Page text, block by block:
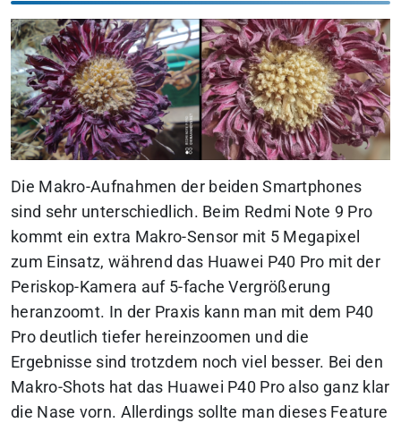
Die Makro-Aufnahmen der beiden Smartphones
sind sehr unterschiedlich. Beim Redmi Note 9 Pro
kommt ein extra Makro-Sensor mit 5 Megapixel
zum Einsatz, während das Huawei P40 Pro mit der
Periskop-Kamera auf 5-fache Vergrößerung
heranzoomt. In der Praxis kann man mit dem P40
Pro deutlich tiefer hereinzoomen und die
Ergebnisse sind trotzdem noch viel besser. Bei den
Makro-Shots hat das Huawei P40 Pro also ganz klar
die Nase vorn. Allerdings sollte man dieses Feature